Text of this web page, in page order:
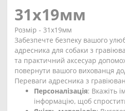
31х19мм
Розмір - 31х19мм
Забезпечте безпеку вашого
адресника для собаки з
та практичний аксесуар
повернути вашого вихованця
Переваги адресника з
Персоналізація: Вкажіть
інформацію, щоб